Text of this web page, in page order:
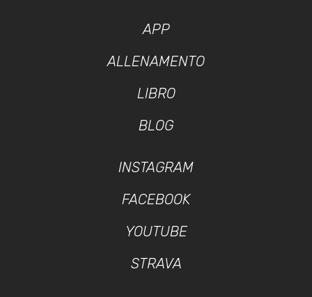
APP
ALLENAMENTO
LIBRO
BLOG
INSTAGRAM
FACEBOOK
YOUTUBE
STRAVA